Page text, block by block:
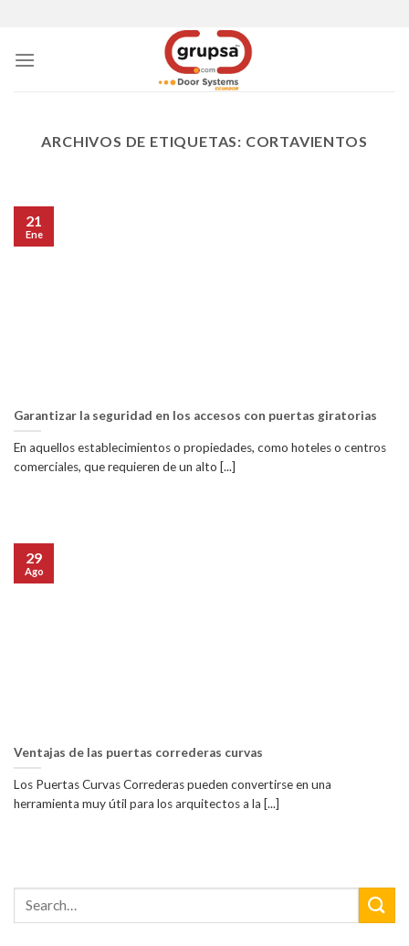
content
ARCHIVOS DE ETIQUETAS: CORTAVIENTOS
Garantizar la seguridad en los accesos con puertas giratorias
En aquellos establecimientos o propiedades, como hoteles o centros
comerciales, que requieren de un alto [...]
21
Ene
Ventajas de las puertas correderas curvas
Los Puertas Curvas Correderas pueden convertirse en una
herramienta muy útil para los arquitectos a la [...]
29
Ago